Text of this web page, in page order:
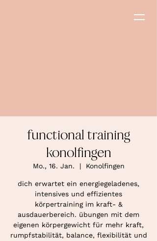
functional training
konolfingen
Mo., 16. Jan.
  |
Konolfingen
dich erwartet ein energiegeladenes,
intensives und effizientes
körpertraining im kraft- &
ausdauerbereich. übungen mit dem
eigenen körpergewicht für mehr kraft,
rumpfstabilität, balance, flexibilität und